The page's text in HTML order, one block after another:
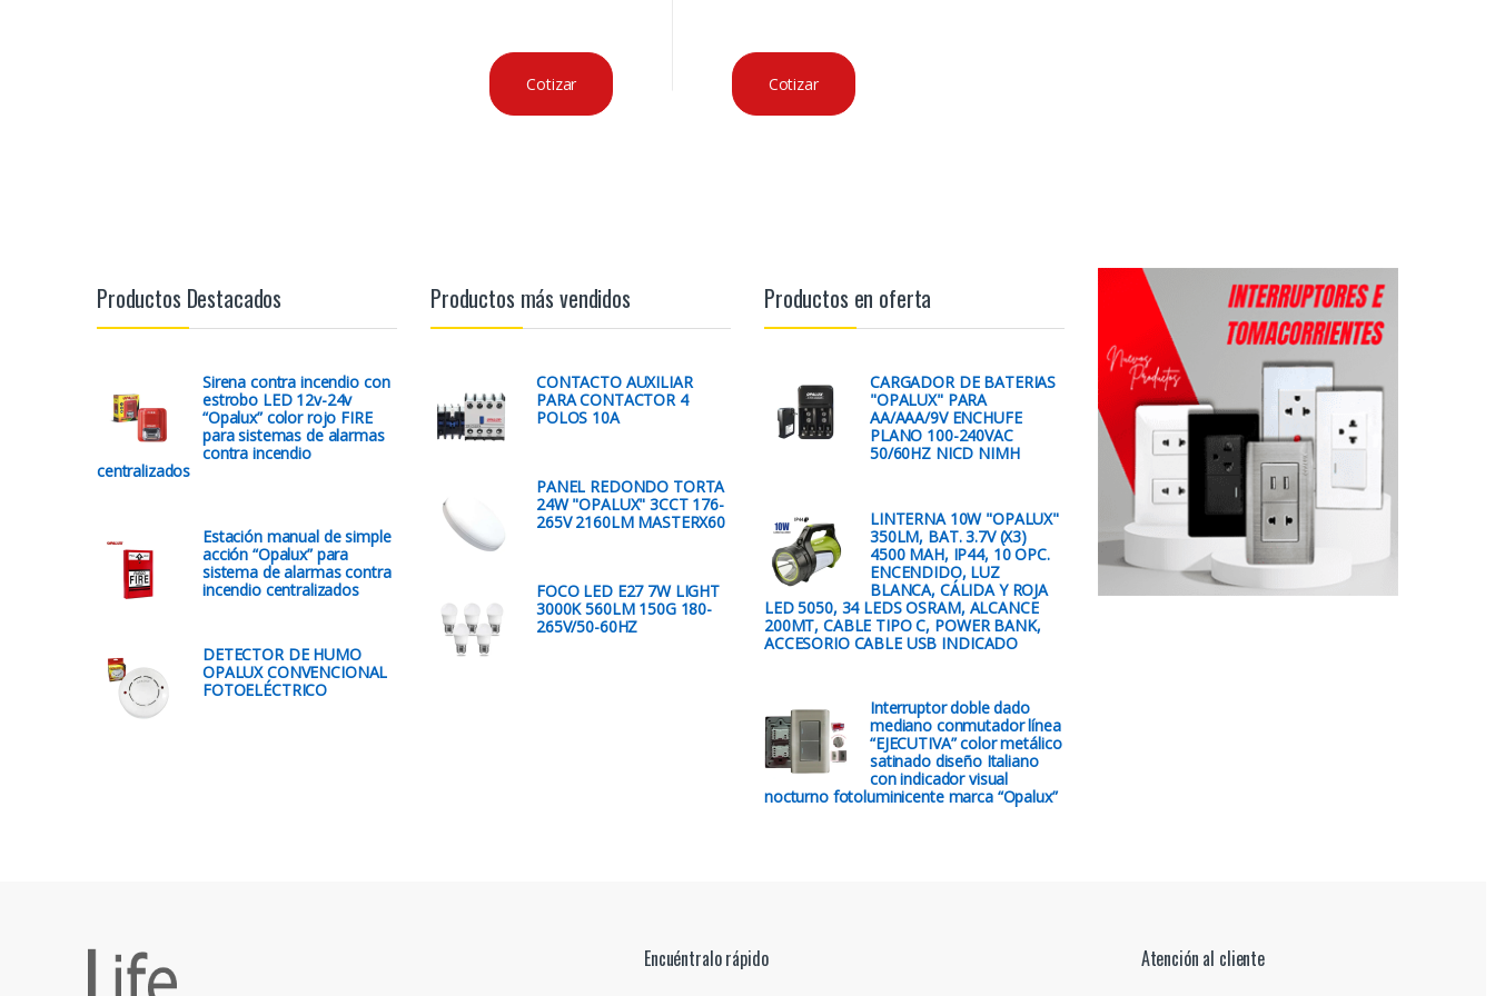
Cotizar Cotizar
Productos Destacados
Sirena contra incendio con
estrobo LED 12v-24v
“Opalux” color rojo FIRE
para sistemas de alarmas
contra incendio
centralizados
Estación manual de simple
acción “Opalux” para
sistema de alarmas contra
incendio centralizados
DETECTOR DE HUMO
OPALUX CONVENCIONAL
FOTOELÉCTRICO
Productos más vendidos
CONTACTO AUXILIAR
PARA CONTACTOR 4
POLOS 10A
PANEL REDONDO TORTA
24W "OPALUX" 3CCT 176-
265V 2160LM MASTERX60
FOCO LED E27 7W LIGHT
3000K 560LM 150G 180-
265V/50-60HZ
Productos en oferta
CARGADOR DE BATERIAS
"OPALUX" PARA
AA/AAA/9V ENCHUFE
PLANO 100-240VAC
50/60HZ NICD NIMH
LINTERNA 10W "OPALUX"
350LM, BAT. 3.7V (X3)
4500 MAH, IP44, 10 OPC.
ENCENDIDO, LUZ
BLANCA, CÁLIDA Y ROJA
LED 5050, 34 LEDS OSRAM, ALCANCE
200MT, CABLE TIPO C, POWER BANK,
ACCESORIO CABLE USB INDICADO
Interruptor doble dado
mediano conmutador línea
“EJECUTIVA” color metálico
satinado diseño Italiano
con indicador visual
nocturno fotoluminicente marca “Opalux”
Encuéntralo rápido Atención al cliente